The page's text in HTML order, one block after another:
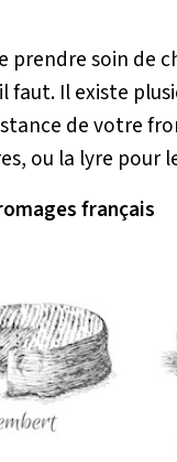
prendre soin de
faut. Il existe
de votre
ou la lyre pour
français